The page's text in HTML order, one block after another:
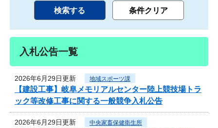
入札公告一覧
2026年6月29日更新 地域スポーツ課
【建設工事】岐阜メモリアルセンター陸上競技場トラ
ック等改修工事に関する一般競争入札公告
2026年6月29日更新 中央家畜保健衛生所